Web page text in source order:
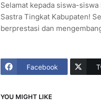
Selamat kepada siswa-
Sastra Tingkat Kabupaten!
berprestasi dan
Facebook
YOU MIGHT LIKE